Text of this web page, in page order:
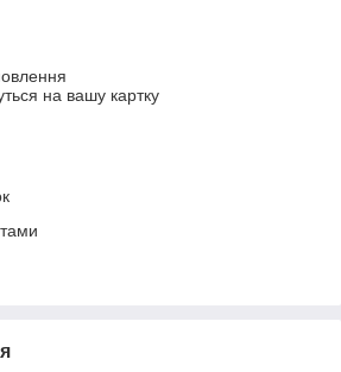
на вашу картку